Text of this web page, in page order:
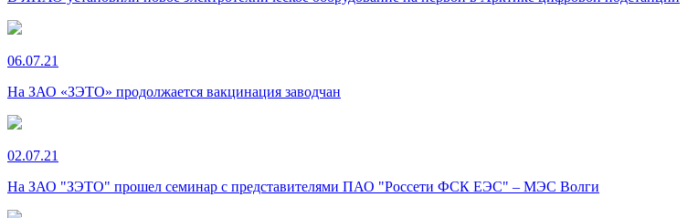
06.07.21
На ЗАО «ЗЭТО» продолжается вакцинация заводчан
02.07.21
На ЗАО "ЗЭТО" прошел семинар с представителями ПАО "Россети ФСК ЕЭС" – МЭС Волги